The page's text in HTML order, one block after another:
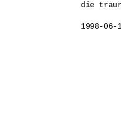
die
1998-06-